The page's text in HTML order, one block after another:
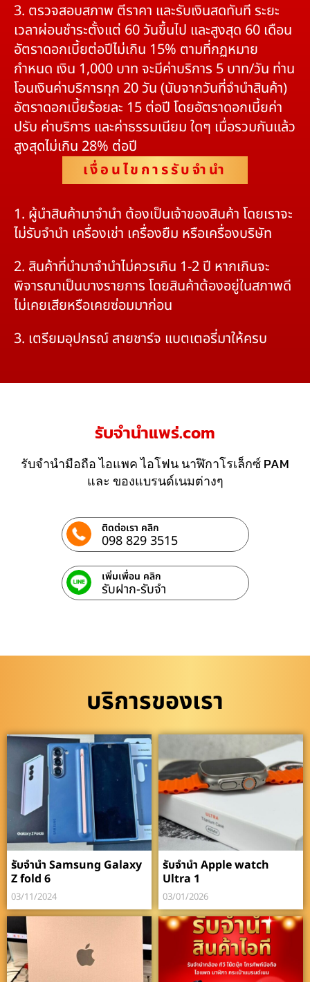
3. ตรวจสอบสภาพ ตีราคา และรับเงินสดทันที ระยะ
เวลาผ่อนชำระตั้งแต่ 60 วันขึ้นไป และสูงสุด 60 เดือน
อัตราดอกเบี้ยต่อปีไม่เกิน 15% ตามที่กฏหมาย
กำหนด เงิน 1,000 บาท จะมีค่าบริการ 5 บาท/วัน ท่าน
โอนเงินค่าบริการทุก 20 วัน (นับจากวันที่จำนำสินค้า)
อัตราดอกเบี้ยร้อยละ 15 ต่อปี โดยอัตราดอกเบี้ยค่า
ปรับ ค่าบริการ และค่าธรรมเนียม ใดๆ เมื่อรวมกันแล้ว
สูงสุดไม่เกิน 28% ต่อปี
เงื่อนไขการรับจำนำ
1. ผู้นำสินค้ามาจำนำ ต้องเป็นเจ้าของสินค้า โดยเราจะ
ไม่รับจำนำ เครื่องเช่า เครื่องยืม หรือเครื่องบริษัท
2. สินค้าที่นำมาจำนำไม่ควรเกิน 1-2 ปี หากเกินจะ
พิจารณาเป็นบางรายการ โดยสินค้าต้องอยู่ในสภาพดี
ไม่เคยเสียหรือเคยซ่อมมาก่อน
3. เตรียมอุปกรณ์ สายชาร์จ แบตเตอรี่มาให้ครบ
รับจํานําแพร่.com
รับจำนำมือถือ ไอแพค ไอโฟน นาฬิกาโรเล็กซ์ PAM
และ ของแบรนด์เนมต่างๆ
ติดต่อเรา คลิก
098 829 3515
เพิ่มเพื่อน คลิก
รับฝาก-รับจํา
บริการของเรา
รับจำนำ Samsung Galaxy
Z fold 6
03/11/2024
รับจำนำ Apple watch
Ultra 1
03/01/2026